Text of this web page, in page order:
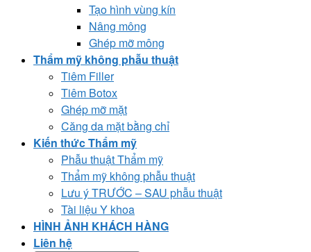
Tạo hình vùng kín
Nâng mông
Ghép mỡ mông
Thẩm mỹ không phẫu thuật
Tiêm Filler
Tiêm Botox
Ghép mỡ mặt
Căng da mặt bằng chỉ
Kiến thức Thẩm mỹ
Phẫu thuật Thẩm mỹ
Thẩm mỹ không phẫu thuật
Lưu ý TRƯỚC – SAU phẫu thuật
Tài liệu Y khoa
HÌNH ẢNH KHÁCH HÀNG
Liên hệ